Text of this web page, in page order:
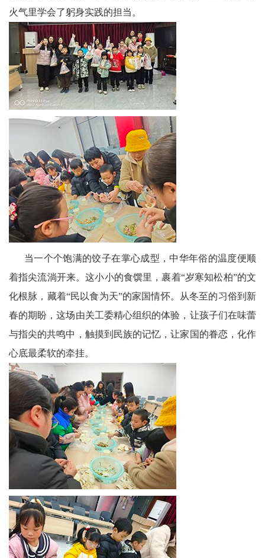
工
委
消
息
天
法
制
天
府
区
天
府
卫
天
府
旅
游
天
府
火气里学会了躬身实践的担当。
当一个个饱满的饺子在掌心成型，中华年俗的温度便顺
着指尖流淌开来。这小小的食馔里，裹着“岁寒知松柏”的文
化根脉，藏着“民以食为天”的家国情怀。从冬至的习俗到新
春的期盼，这场由关工委精心组织的体验，让孩子们在味蕾
与指尖的共鸣中，触摸到民族的记忆，让家国的眷恋，化作
心底最柔软的牵挂。